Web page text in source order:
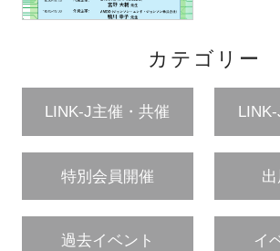
カテゴリー
LINK-J主催・共催
特別会員開催
過去イベント イ